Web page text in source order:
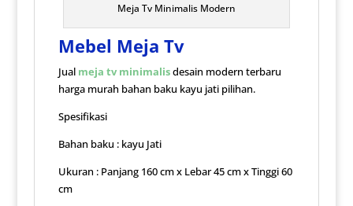
Meja Tv Minimalis Modern
Mebel Meja Tv
Jual meja tv minimalisdesain modern terbaru
harga murah bahan baku kayu jati pilihan.
Spesifikasi
Bahan baku : kayu Jati
Ukuran : Panjang 160 cm x Lebar 45 cm x Tinggi 60
cm